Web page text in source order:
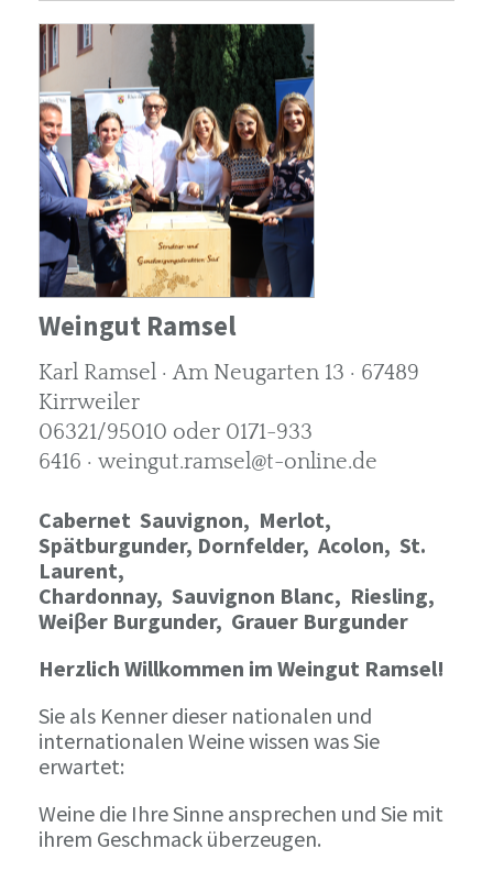
Weingut Ramsel
Karl Ramsel · Am Neugarten 13 · 67489
Kirrweiler
06321/95010 oder 0171-933
6416 · weingut.ramsel@t-online.de
Cabernet Sauvignon, Merlot,
Spätburgunder, Dornfelder, Acolon, St.
Laurent,
Chardonnay, Sauvignon Blanc, Riesling,
Weiβer Burgunder, Grauer Burgunder
Herzlich Willkommen im Weingut Ramsel!
Sie als Kenner dieser nationalen und
internationalen Weine wissen was Sie
erwartet:
Weine die Ihre Sinne ansprechen und Sie mit
ihrem Geschmack überzeugen.